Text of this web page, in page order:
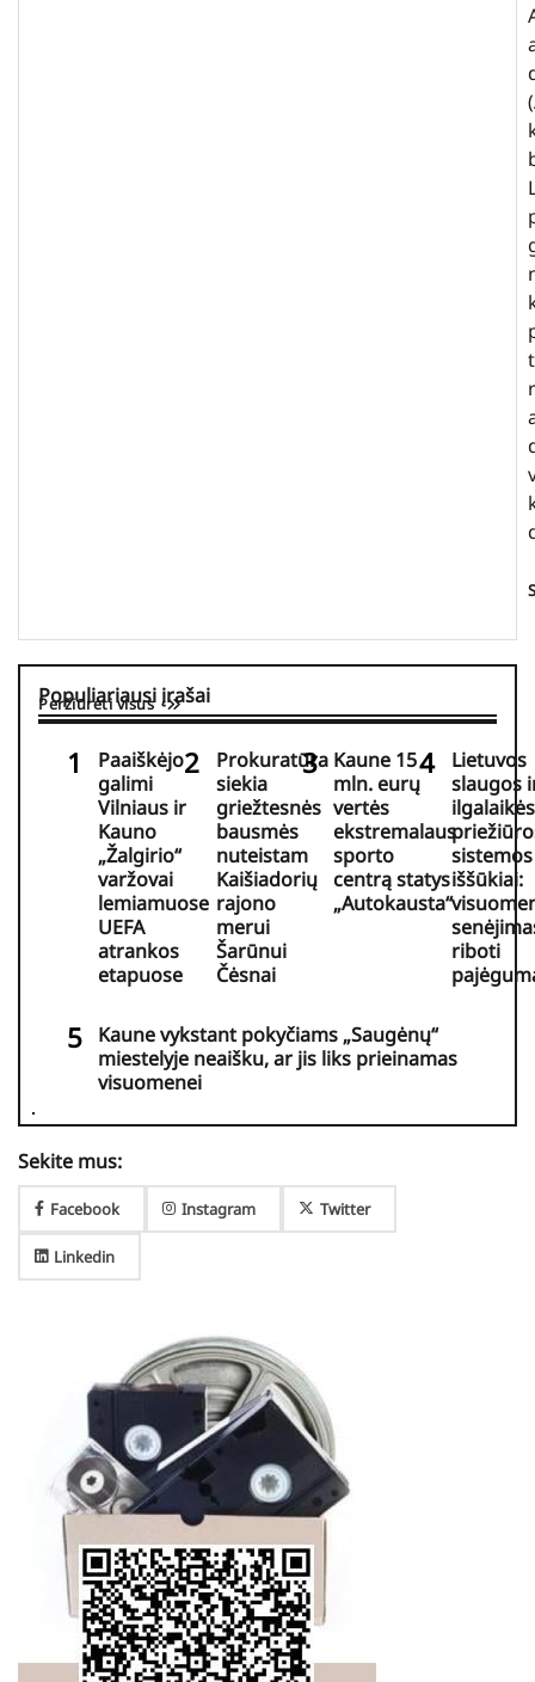
Populiariausi įrašai
Peržiūrėti visus
Paaiškėjo
galimi
Vilniaus ir
Kauno
„Žalgirio“
varžovai
lemiamuose
UEFA
atrankos
etapuose
Prokuratūra
siekia
griežtesnės
bausmės
nuteistam
Kaišiadorių
rajono
merui
Šarūnui
Čėsnai
Kaune 15
mln. eurų
vertės
ekstremalaus
sporto
centrą statys
„Autokausta“
Lietuvos
slaugos
ilgalaikės
sistemos
iššūkiai:
riboti
Kaune vykstant pokyčiams „Saugėnų“
miestelyje neaišku, ar jis liks prieinamas
visuomenei
Sekite mus:
Facebook Instagram Twitter
Linkedin